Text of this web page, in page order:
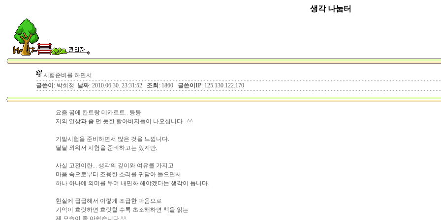
생각 나눔터
시험준비를 하면서
글쓴이 : 박희정 날짜: 2010.06.30. 23:31:52 조회 : 1860 글쓴이IP: 125.130.122.170
요즘 꿈에 칸트랑 데카르트.. 등등
저의 일상과 좀 먼 듯한 할아버지들이 나오십니다.. ^^
기말시험을 준비하면서 많은 것을 느낍니다.
달달 외워서 시험을 준비하고는 있지만.
사실 고전이란... 생각의 깊이와 여유를 가지고
마음 속으로부터 조용한 소리를 귀담아 들으면서
하나 하나에 의미를 두며 내면화 해야겠다는 생각이 듭니다.
현실에 급급해서 이렇게 조급한 마음으로
기억이 흐릿하면 흐릿할 수록 초조해하면 책을 읽는
제 모습이 좀 아쉽습니다 ^^